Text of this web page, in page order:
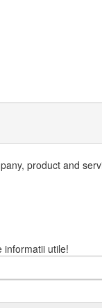
product and
informatii utile!